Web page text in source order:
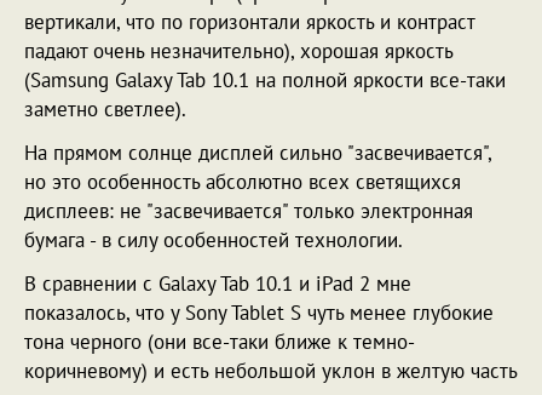
вертикали, что по горизонтали яркость и контраст
падают очень незначительно), хорошая яркость
(Samsung Galaxy Tab 10.1 на полной яркости все-таки
заметно светлее).
На прямом солнце дисплей сильно "засвечивается",
но это особенность абсолютно всех светящихся
дисплеев: не "засвечивается" только электронная
бумага - в силу особенностей технологии.
В сравнении с Galaxy Tab 10.1 и iPad 2 мне
показалось, что у Sony Tablet S чуть менее глубокие
тона черного (они все-таки ближе к темно-
коричневому) и есть небольшой уклон в желтую часть